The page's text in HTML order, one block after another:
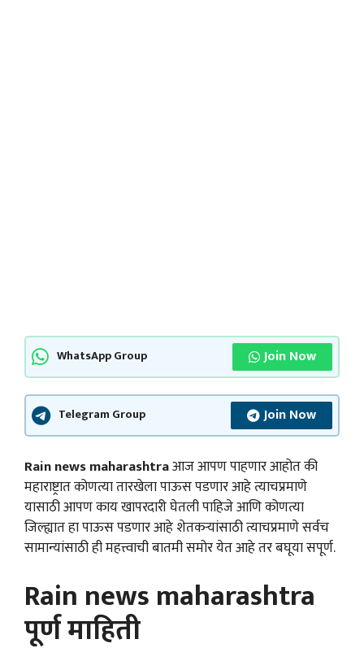
WhatsApp Group Join Now
Telegram Group Join Now
Rain news maharashtraआज आपण पाहणार आहोत की
महाराष्ट्रात कोणत्या तारखेला पाऊस पडणार आहे त्याचप्रमाणे
यासाठी आपण काय खापरदारी घेतली पाहिजे आणि कोणत्या
जिल्ह्यात हा पाऊस पडणार आहे शेतकऱ्यांसाठी त्याचप्रमाणे सर्वच
सामान्यांसाठी ही महत्त्वाची बातमी समोर येत आहे तर बघूया सपूर्ण.
Rain news maharashtra
पूर्ण माहिती